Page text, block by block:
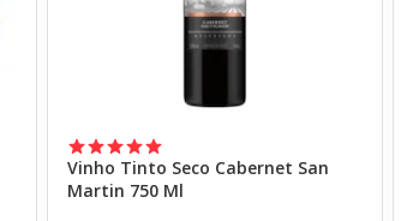
Vinho Tinto Seco Cabernet San
Martin 750 Ml